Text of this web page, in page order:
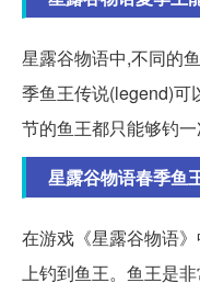
星露谷物语中,不同的
季鱼王传说(legend)可
节的鱼王都只能够钓一
星露谷物语春季鱼
在游戏《星露谷物语
上钓到鱼王。鱼王是